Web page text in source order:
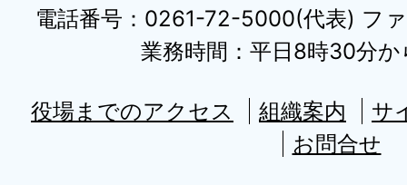
電話番号：0261-72-5000(代表) フ
業務時間：平日8時30分か
役場までのアクセス 組織案内
サ
お問合せ